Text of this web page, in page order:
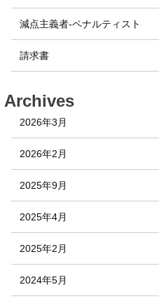
減点主義者-ペナルティスト
請求書
Archives
2026年3月
2026年2月
2025年9月
2025年4月
2025年2月
2024年5月